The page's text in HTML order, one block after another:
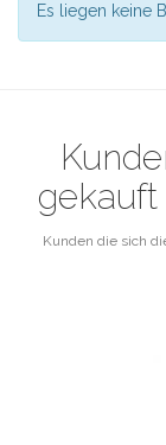
Es liegen keine
Kunden die sich